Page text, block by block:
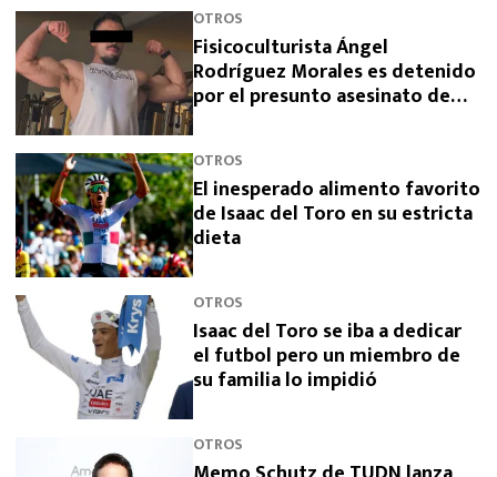
OTROS
Fisicoculturista Ángel
Rodríguez Morales es detenido
por el presunto asesinato de
OTROS
El inesperado alimento favorito
de Isaac del Toro en su estricta
dieta
OTROS
Isaac del Toro se iba a dedicar
el futbol pero un miembro de
su familia lo impidió
OTROS